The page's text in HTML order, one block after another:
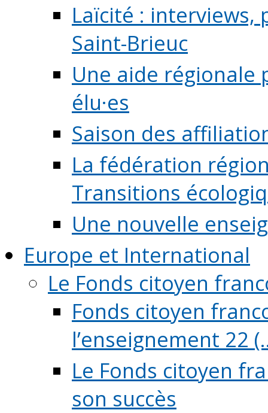
Laïcité :
Saint-Brieuc
Une aide régionale
élu·es
Saison des
La fédération
Transitions
Une nouvelle
Europe et International
Le Fonds citoyen
Fonds citoyen
l’enseignement 22
Le Fonds citoyen
son succès